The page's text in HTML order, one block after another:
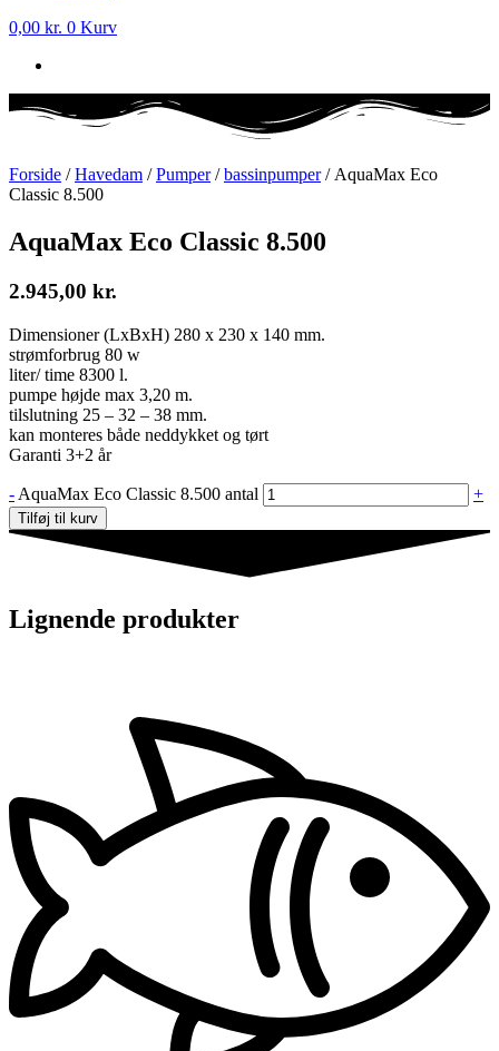
0,00 kr. 0 Kurv
Forside /Havedam /Pumper/bassinpumper/ AquaMax Eco
Classic 8.500
AquaMax Eco Classic 8.500
2.945,00 kr.
Dimensioner (LxBxH) 280 x 230 x 140 mm.
strømforbrug 80 w
liter/ time 8300 l.
pumpe højde max 3,20 m.
tilslutning 25 – 32 – 38 mm.
kan monteres både neddykket og tørt
Garanti 3+2 år
- AquaMax Eco Classic 8.500 antal +
Tilføj til kurv
Lignende produkter